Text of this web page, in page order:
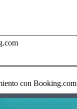
con Booking.com